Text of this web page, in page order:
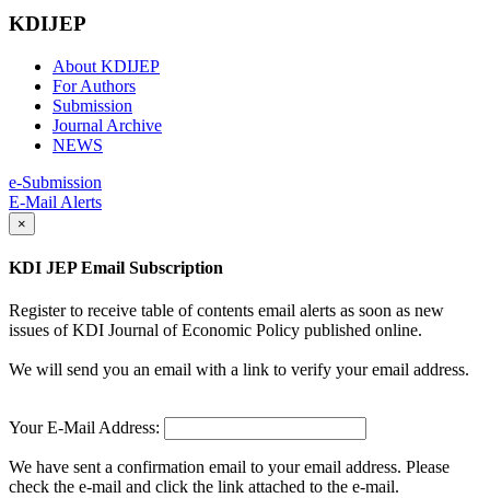
KDIJEP
About KDIJEP
For Authors
Submission
Journal Archive
NEWS
e-Submission
E-Mail Alerts
×
KDI JEP Email Subscription
Register to receive table of contents email alerts as soon as new
issues of KDI Journal of Economic Policy published online.
We will send you an email with a link to verify your email address.
Your E-Mail Address:
We have sent a confirmation email to your email address. Please
check the e-mail and click the link attached to the e-mail.